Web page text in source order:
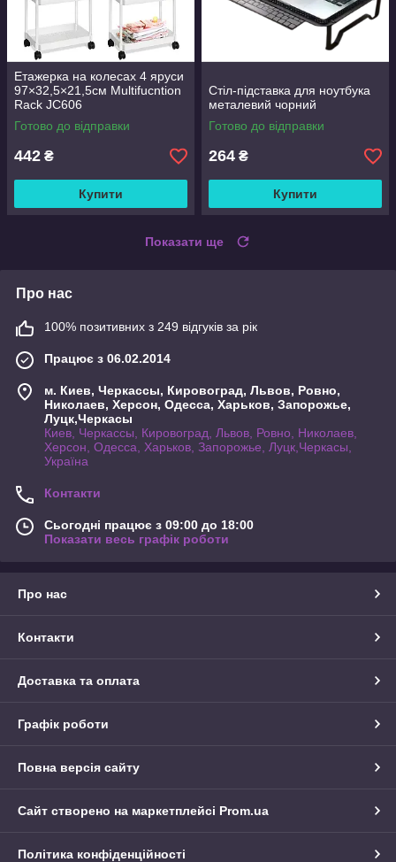
Етажерка на колесах 4 яруси
97×32,5×21,5см Multifucntion
Rack JC606
Готово до відправки
442 ₴
Купити
Стіл-підставка для ноутбука
металевий чорний
Готово до відправки
264 ₴
Купити
Показати ще
Про нас
100% позитивних з 249 відгуків за рік
Працює з 06.02.2014
м. Киев, Черкассы, Кировоград, Львов, Ровно,
Николаев, Херсон, Одесса, Харьков, Запорожье,
Луцк,Черкасы
Киев, Черкассы, Кировоград, Львов, Ровно, Николаев,
Херсон, Одесса, Харьков, Запорожье, Луцк,Черкасы,
Україна
Контакти
Сьогодні працює з 09:00 до 18:00
Показати весь графік роботи
Про нас
Контакти
Доставка та оплата
Графік роботи
Повна версія сайту
Сайт створено на маркетплейсі Prom.ua
Політика конфіденційності